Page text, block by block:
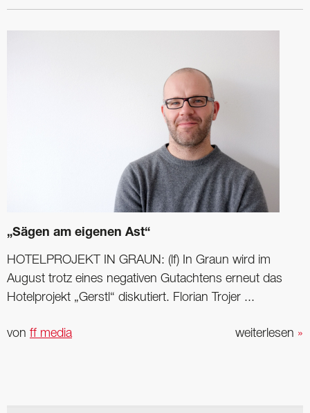
„Sägen am eigenen Ast“
HOTELPROJEKT IN GRAUN: (lf) In Graun wird im
August trotz eines negativen Gutachtens erneut das
Hotelprojekt „Gerstl“ diskutiert. Florian Trojer ...
weiterlesen »
von ff media